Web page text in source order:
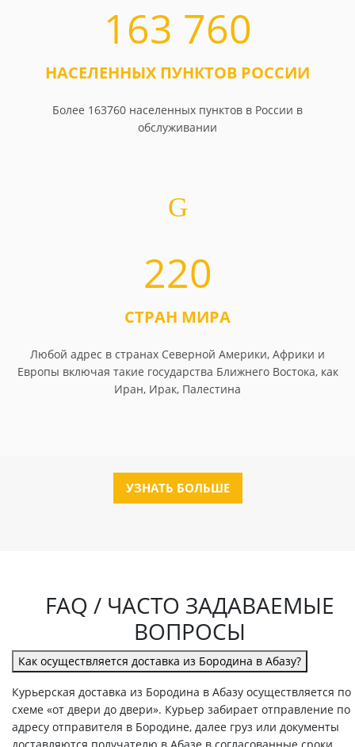
163 760
НАСЕЛЕННЫХ ПУНКТОВ РОССИИ
Более 163760 населенных пунктов в России в
обслуживании
220
СТРАН МИРА
Любой адрес в странах Северной Америки, Африки и
Европы включая такие государства Ближнего Востока, как
Иран, Ирак, Палестина
УЗНАТЬ БОЛЬШЕ
FAQ / ЧАСТО ЗАДАВАЕМЫЕ
ВОПРОСЫ
Как осуществляется доставка из Бородина в Абазу?
Курьерская доставка из Бородина в Абазу осуществляется по
схеме «от двери до двери». Курьер забирает отправление по
адресу отправителя в Бородине, далее груз или документы
доставляются получателю в Абазе в согласованные сроки.